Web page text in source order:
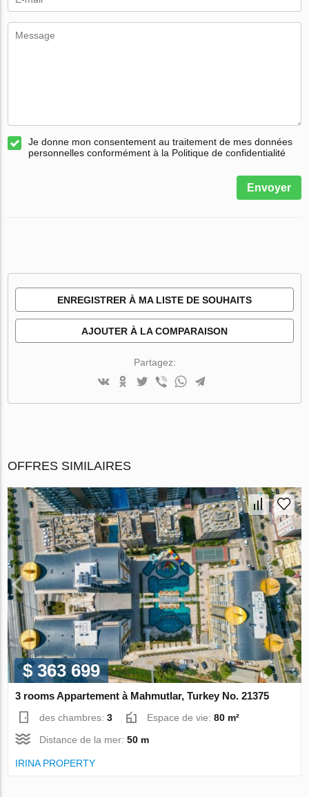
Je donne mon consentement au traitement de mes données
personnelles conformément à la Politique de confidentialité
Envoyer
ENREGISTRER À MA LISTE DE SOUHAITS
AJOUTER À LA COMPARAISON
Partagez:
OFFRES SIMILAIRES
$ 363 699
3 rooms Appartement à Mahmutlar, Turkey No. 21375
des chambres:3 Espace de vie:80 m²
Distance de la mer:50 m
IRINA PROPERTY